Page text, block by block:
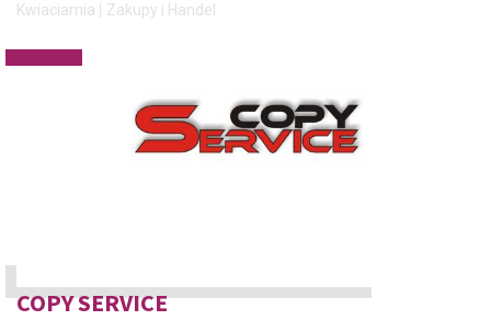
Kwiaciarnia Zakupy i Handel
COPY SERVICE